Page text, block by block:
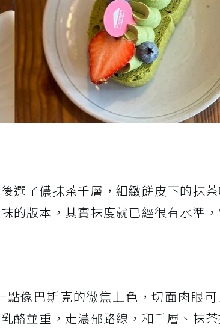
選了儂抹茶千層，細緻餅皮下的抹
的版本，其實抹度就已經很有水準
像巴斯克的微焦上色，切面肉眼
酪並重，走濃郁路線，和千層、抹